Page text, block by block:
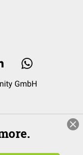
GmbH